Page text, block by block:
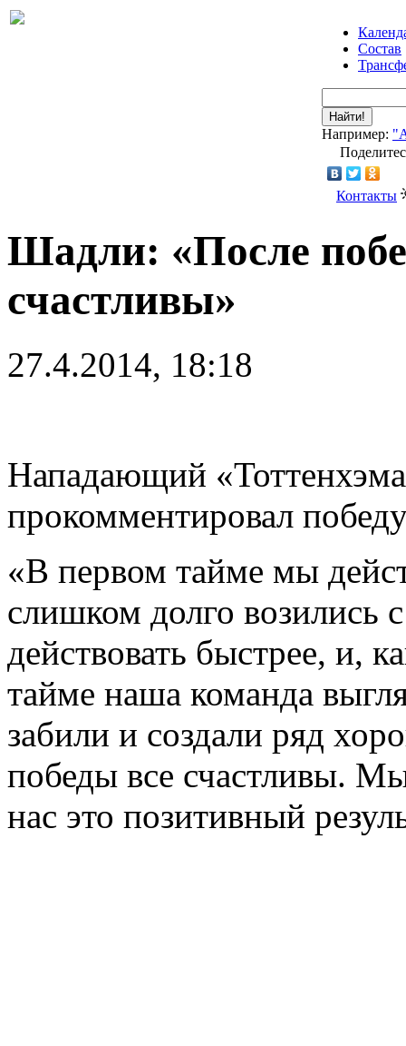
Состав
Найти!
Например:
Контакты
Шадли: «После
счастливы»
27.4.2014, 18:18
Нападающий
прокомментировал
«В первом тайме мы
слишком долго
действовать быстрее, и,
тайме наша команда
забили и создали ряд
победы все счастливы.
нас это позитивный